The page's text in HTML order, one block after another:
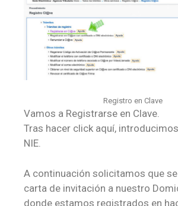
Registro en Clave
Vamos a Registrarse en Clave.
Tras hacer click aquí,
NIE.
A continuación solicitamos que
carta de invitación a nuestro
donde estamos registrados en